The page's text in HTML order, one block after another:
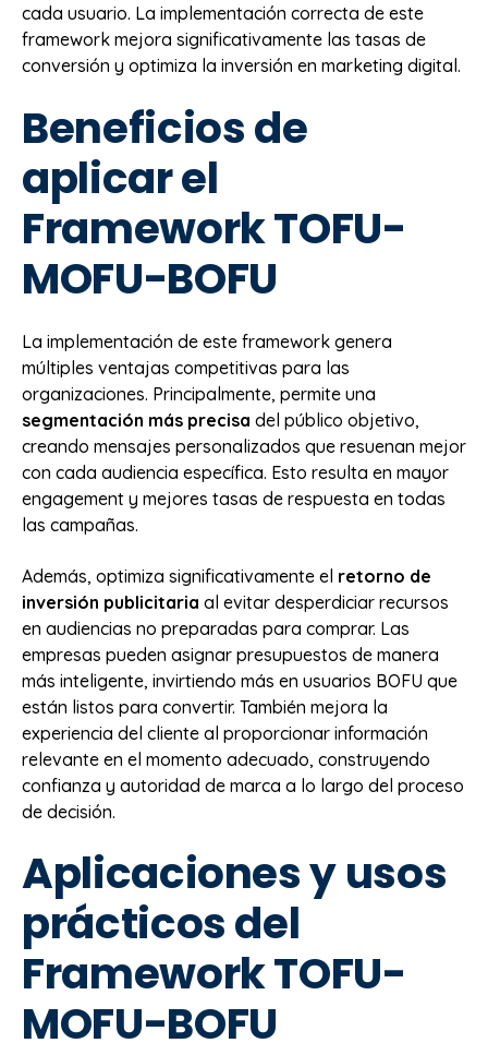
cada usuario. La implementación correcta de este
framework mejora significativamente las tasas de
conversión y optimiza la inversión en marketing digital.
Beneficios de
aplicar el
Framework TOFU-
MOFU-BOFU
La implementación de este framework genera
múltiples ventajas competitivas para las
organizaciones. Principalmente, permite una
segmentación más precisa del público objetivo,
creando mensajes personalizados que resuenan mejor
con cada audiencia específica. Esto resulta en mayor
engagement y mejores tasas de respuesta en todas
las campañas.
Además, optimiza significativamente el retorno de
inversión publicitaria al evitar desperdiciar recursos
en audiencias no preparadas para comprar. Las
empresas pueden asignar presupuestos de manera
más inteligente, invirtiendo más en usuarios BOFU que
están listos para convertir. También mejora la
experiencia del cliente al proporcionar información
relevante en el momento adecuado, construyendo
confianza y autoridad de marca a lo largo del proceso
de decisión.
Aplicaciones y usos
prácticos del
Framework TOFU-
MOFU-BOFU